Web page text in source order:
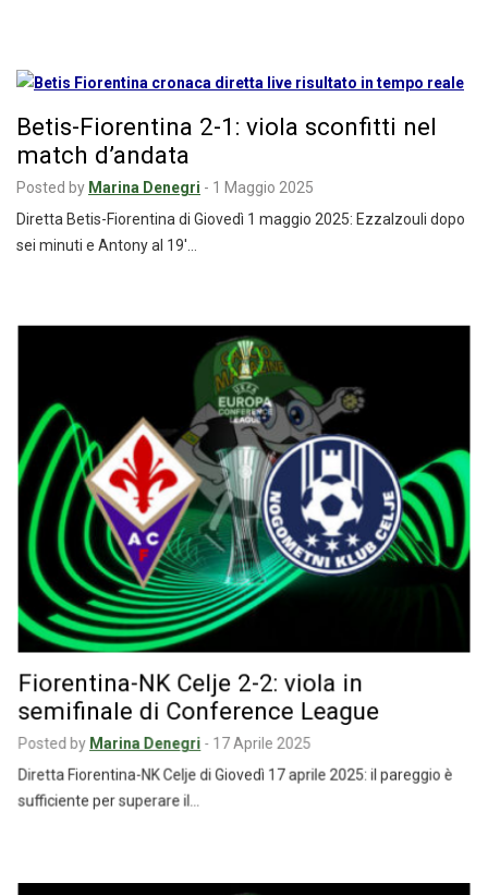
Betis-Fiorentina 2-1: viola sconfitti nel
match d’andata
Posted by Marina Denegri - 1 Maggio 2025
Diretta Betis-Fiorentina di Giovedì 1 maggio 2025: Ezzalzouli dopo
sei minuti e Antony al 19′…
Fiorentina-NK Celje 2-2: viola in
semifinale di Conference League
Posted by Marina Denegri - 17 Aprile 2025
Diretta Fiorentina-NK Celje di Giovedì 17 aprile 2025: il pareggio è
sufficiente per superare il…